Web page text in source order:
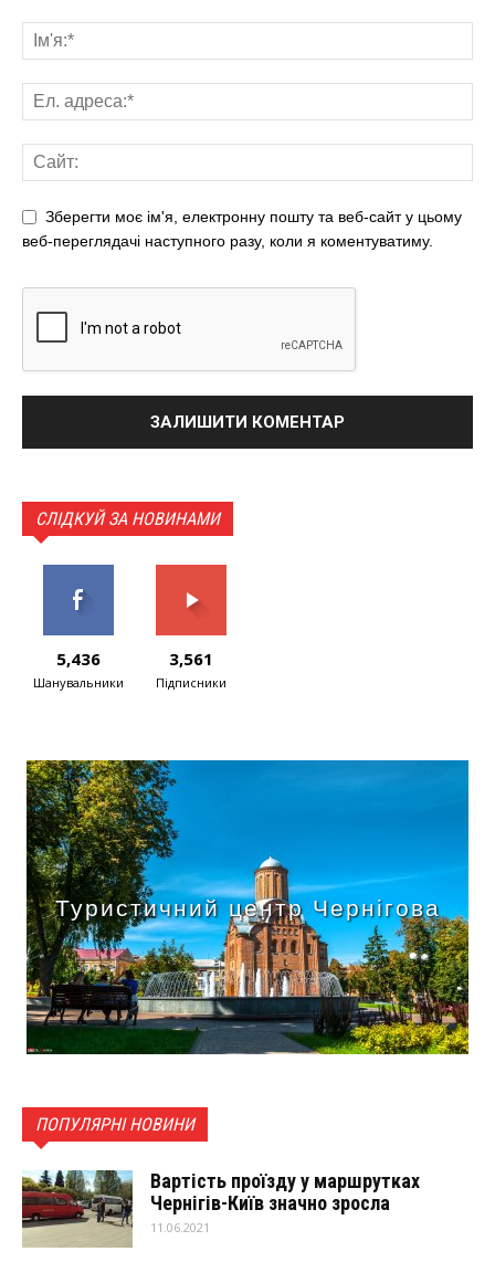
Зберегти моє ім'я, електронну пошту та веб-сайт у цьому
веб-переглядачі наступного разу, коли я коментуватиму.
СЛІДКУЙ ЗА НОВИНАМИ
5,436
Шанувальники
3,561
Підписники
Туристичний центр Чернігова
ПОПУЛЯРНІ НОВИНИ
Вартість проїзду у маршрутках
Чернігів-Київ значно зросла
11.06.2021